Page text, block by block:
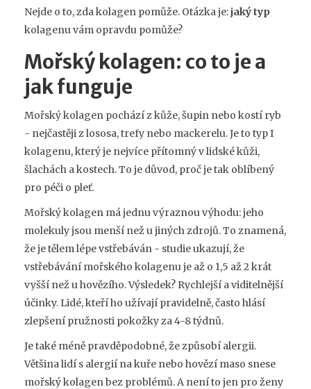
Nejde o to, zda kolagen pomůže. Otázka je:jaký typ
kolagenu vám opravdu pomůže?
Mořský kolagen: co to je a
jak funguje
Mořský kolagen pochází z kůže, šupin nebo kostí ryb
- nejčastěji z lososa, trefy nebo mackerelu. Je to typ I
kolagenu, který je nejvíce přítomný v lidské kůži,
šlachách a kostech. To je důvod, proč je tak oblíbený
pro péči o pleť.
Mořský kolagen má jednu výraznou výhodu: jeho
molekuly jsou menší než u jiných zdrojů. To znamená,
že je tělem lépe vstřebáván - studie ukazují, že
vstřebávání mořského kolagenu je až o 1,5 až 2 krát
vyšší než u hovězího. Výsledek? Rychlejší a viditelnější
účinky. Lidé, kteří ho užívají pravidelně, často hlásí
zlepšení pružnosti pokožky za 4-8 týdnů.
Je také méně pravděpodobné, že způsobí alergii.
Většina lidí s alergií na kuře nebo hovězí maso snese
mořský kolagen bez problémů. A není to jen pro ženy